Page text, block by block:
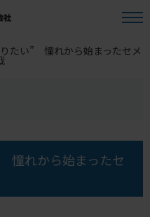
たい” 憧れから始まったセメ
憧れから始まったセ